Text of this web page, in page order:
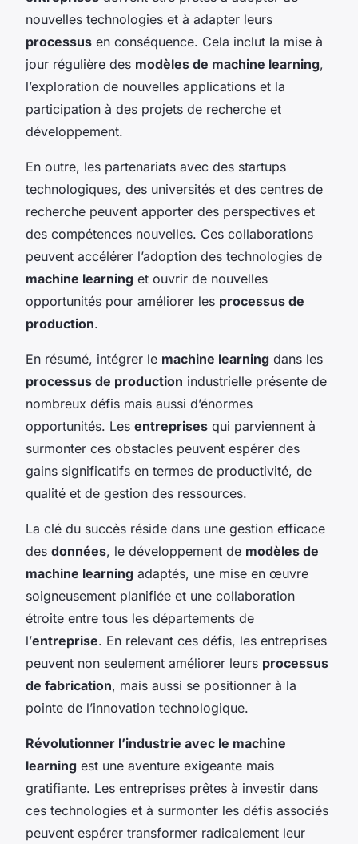
nouvelles technologies et à adapter leurs
processus en conséquence. Cela inclut la mise à
jour régulière des modèles de machine learning,
l’exploration de nouvelles applications et la
participation à des projets de recherche et
développement.
En outre, les partenariats avec des startups
technologiques, des universités et des centres de
recherche peuvent apporter des perspectives et
des compétences nouvelles. Ces collaborations
peuvent accélérer l’adoption des technologies de
machine learning et ouvrir de nouvelles
opportunités pour améliorer les processus de
production.
En résumé, intégrer le machine learning dans les
processus de production industrielle présente de
nombreux défis mais aussi d’énormes
opportunités. Les entreprises qui parviennent à
surmonter ces obstacles peuvent espérer des
gains significatifs en termes de productivité, de
qualité et de gestion des ressources.
La clé du succès réside dans une gestion efficace
des données, le développement de modèles de
machine learning adaptés, une mise en œuvre
soigneusement planifiée et une collaboration
étroite entre tous les départements de
l’entreprise. En relevant ces défis, les entreprises
peuvent non seulement améliorer leurs processus
de fabrication, mais aussi se positionner à la
pointe de l’innovation technologique.
Révolutionner l’industrie avec le machine
learning est une aventure exigeante mais
gratifiante. Les entreprises prêtes à investir dans
ces technologies et à surmonter les défis associés
peuvent espérer transformer radicalement leur